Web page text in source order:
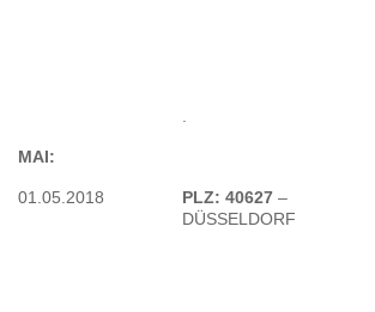
MAI:
01.05.2018 PLZ: 40627 –
DÜSSELDORF